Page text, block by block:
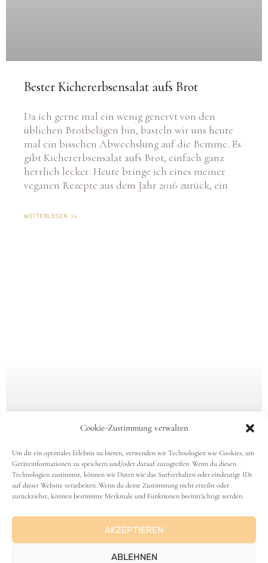
Cookie-Zustimmung verwalten
Um dir ein optimales Erlebnis zu bieten, verwenden wir Technologien wie Cookies, um
Geräteinformationen zu speichern und/oder darauf zuzugreifen. Wenn du diesen
Technologien zustimmst, können wir Daten wie das Surfverhalten oder eindeutige IDs
auf dieser Website verarbeiten. Wenn du deine Zustimmung nicht erteilst oder
zurückziehst, können bestimmte Merkmale und Funktionen beeinträchtigt werden.
AKZEPTIEREN
ABLEHNEN
Bester Kichererbsensalat aufs Brot
Da ich gerne mal ein wenig genervt von den
üblichen Brotbelägen bin, basteln wir uns heute
mal ein bisschen Abwechslung auf die Bemme. Es
gibt Kichererbsensalat aufs Brot, einfach ganz
herrlich lecker. Heute bringe ich eines meiner
veganen Rezepte aus dem Jahr 2016 zurück, ein
WEITERLESEN >>